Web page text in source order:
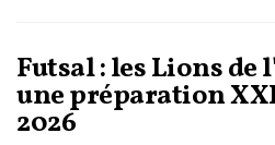
Futsal : les Lions de
une préparation
2026